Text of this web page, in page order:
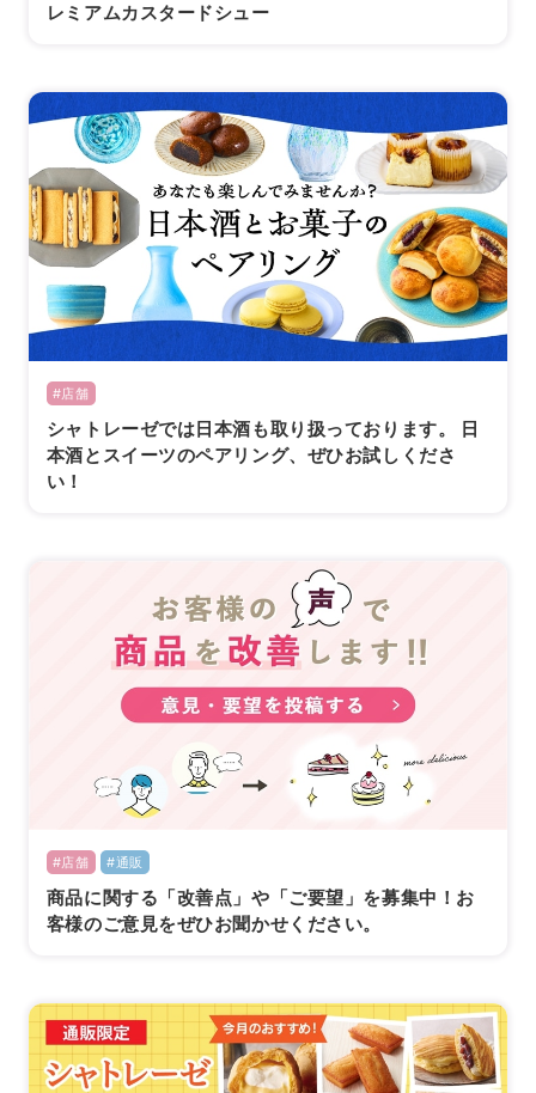
レミアムカスタードシュー
#店舗
シャトレーゼでは日本酒も取り扱っております。 日
本酒とスイーツのペアリング、ぜひお試しくださ
い！
#店舗 #通販
商品に関する「改善点」や「ご要望」を募集中！お
客様のご意見をぜひお聞かせください。